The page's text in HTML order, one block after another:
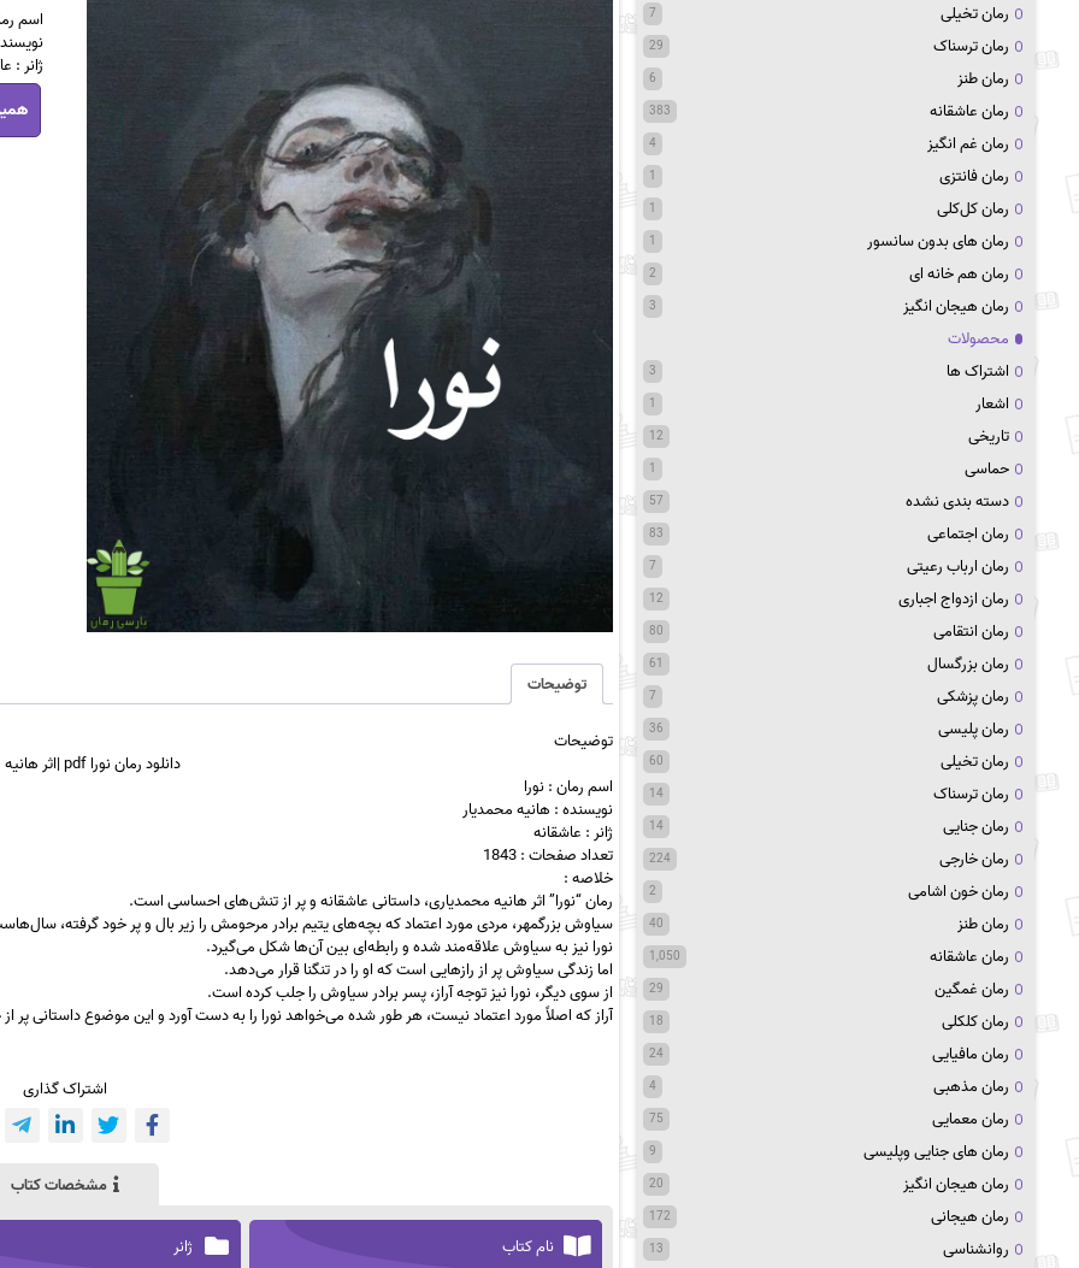
اسم
ژانر :
دانلود
رمان
نورا
توضیحات
توضیحات
دانلود رمان نورا pdf |اثر هانیه محمدیار
اسم رمان : نورا
نویسنده : هانیه محمدیار
ژانر : عاشقانه
تعداد صفحات : 1843
خلاصه :
رمان “نورا” اثر هانیه محمدیاری، داستانی عاشقانه و پر از تنش‌های احساسی است.
سیاوش بزرگمهر، مردی مورد اعتماد که بچه‌های یتیم برادر مرحومش را زیر بال و پر خود گرفته،
نورا نیز به سیاوش علاقه‌مند شده و رابطه‌ای بین آن‌ها شکل می‌گیرد.
اما زندگی سیاوش پر از رازهایی است که او را در تنگنا قرار می‌دهد.
از سوی دیگر، نورا نیز توجه آراز، پسر برادر سیاوش را جلب کرده است.
آراز که اصلاً مورد اعتماد نیست، هر طور شده می‌خواهد نورا را به دست آورد و این موضوع داستانی
اشتراک گذاری
مشخصات کتاب
نام کتاب ژانر
رمان تخیلی 7
رمان ترسناک 29
رمان طنز 6
رمان عاشقانه 383
رمان غم انگیز 4
رمان فانتزی 1
رمان کل‌کلی 1
رمان های بدون سانسور 1
رمان هم خانه ای 2
رمان هیجان انگیز 3
محصولات
اشتراک ها
3
اشعار 1
تاریخی 12
حماسی 1
دسته بندی نشده 57
رمان اجتماعی 83
رمان ارباب رعیتی 7
رمان ازدواج اجباری 12
رمان انتقامی 80
رمان بزرگسال 61
رمان پزشکی 7
رمان پلیسی 36
رمان تخیلی 60
رمان ترسناک 14
رمان جنایی 14
رمان خارجی 224
رمان خون اشامی 2
رمان طنز 40
رمان عاشقانه 1,050
رمان غمگین 29
رمان کلکلی 18
رمان مافیایی 24
رمان مذهبی 4
رمان معمایی 75
رمان های جنایی وپلیسی 9
رمان هیجان انگیز 20
رمان هیجانی 172
روانشناسی 13